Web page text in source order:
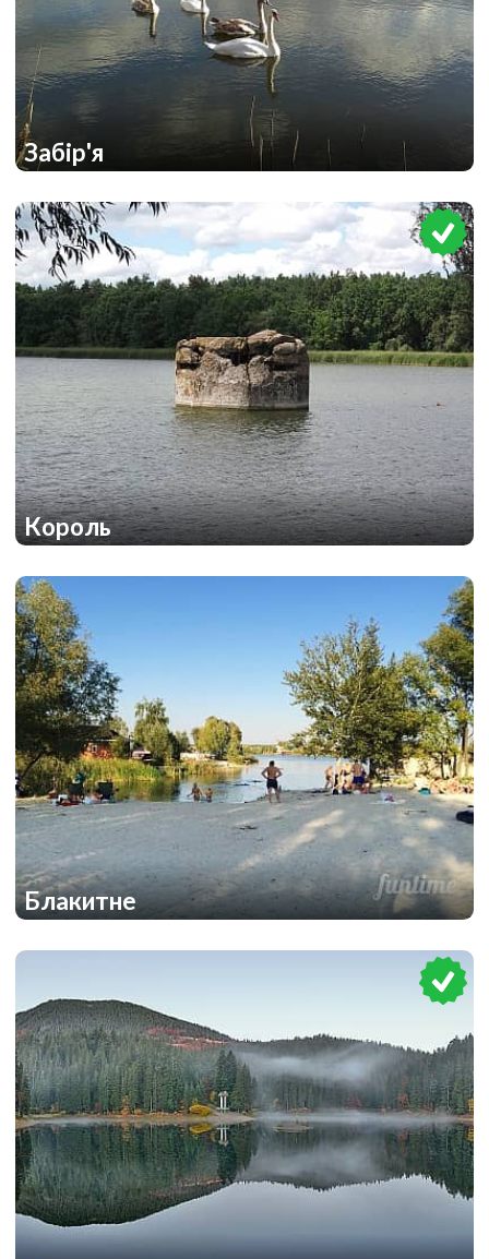
Забір'я
1 1
Король
1 2
Блакитне
3 3